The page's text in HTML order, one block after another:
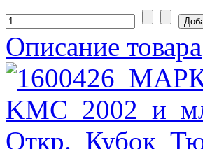
Описание товара